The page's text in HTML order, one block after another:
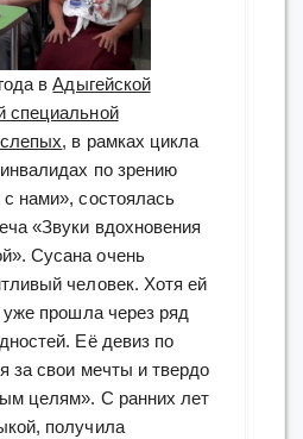
вАдыгейской
специальной
, в рамках цикла
по зрению
нами», состоялась
«Звуки вдохновения
Сусана очень
человек. Хотя ей
уже прошла через ряд
Её девиз по
за свои мечты и твердо
целям». С ранних лет
получила